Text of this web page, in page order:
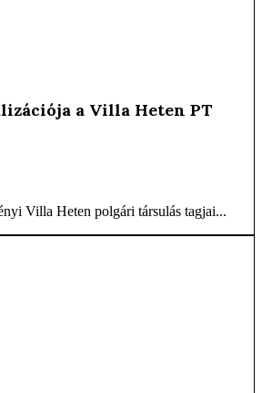
a Villa Heten PT
Villa Heten polgári társulás tagjai...